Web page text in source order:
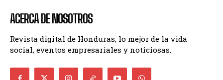
ACERCA DE NOSOTROS
Revista digital de Honduras, lo mejor de la vida
social, eventos empresariales y noticiosas.